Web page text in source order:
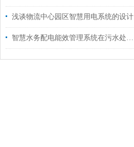
浅谈物流中心园区智慧用电系统的设计
智慧水务配电能效管理系统在污水处理厂的应用